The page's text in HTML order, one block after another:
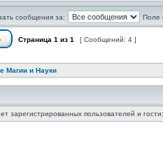
сообщения за: Поле
Страница 1 из 1 [ Сообщений: 4 ]
Магии и Науки
зарегистрированных пользователей и